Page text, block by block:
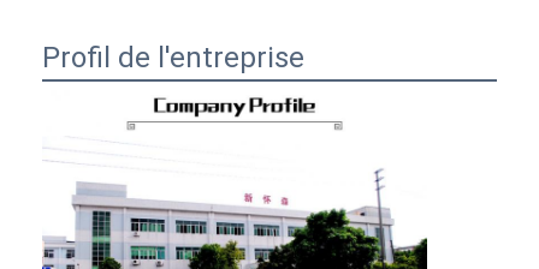
Profil de l'entreprise